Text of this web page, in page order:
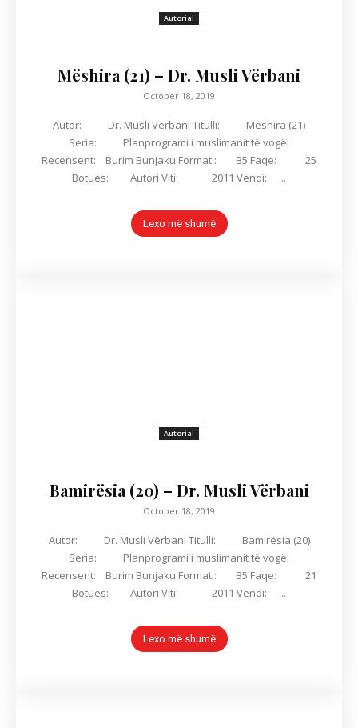
Autorial
Mëshira (21) – Dr. Musli Vërbani
October 18, 2019
Autor: Dr. Musli Vërbani Titulli: Mëshira (21)
Seria: Planprogrami i muslimanit të vogël
Recensent: Burim Bunjaku Formati: B5 Faqe: 25
Botues: Autori Viti: 2011 Vendi: ...
Lexo më shumë
Autorial
Bamirësia (20) – Dr. Musli Vërbani
October 18, 2019
Autor: Dr. Musli Vërbani Titulli: Bamirësia (20)
Seria: Planprogrami i muslimanit të vogël
Recensent: Burim Bunjaku Formati: B5 Faqe: 21
Botues: Autori Viti: 2011 Vendi: ...
Lexo më shumë